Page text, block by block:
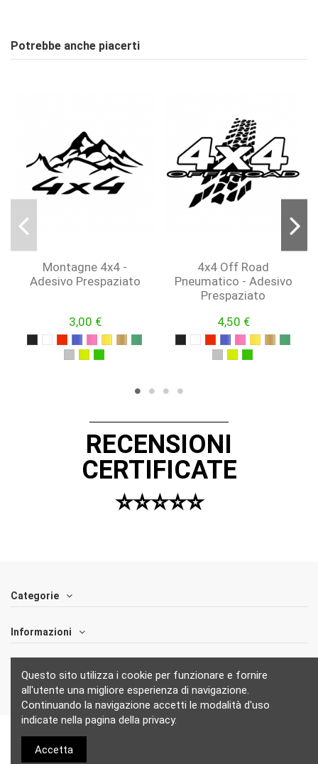
Potrebbe anche piacerti
Montagne 4x4 -
Adesivo Prespaziato
3,00 €
NEROBIANCO
ROSSO
BLUFUCSIA
GIALLO
OROVERDE
ARGENTO
GIALLO FLUO
VERDE FLUO
4x4 Off Road
Pneumatico - Adesivo
Prespaziato
4,50 €
NEROBIANCO
ROSSO
BLUFUCSIA
GIALLO
OROVERDE
ARGENTO
GIALLO FLUO
VERDE FLUO
RECENSIONI
CERTIFICATE
⭐️⭐️⭐️⭐️⭐️
Categorie
Informazioni
Questo sito utilizza i cookie per funzionare e fornire
all'utente una migliore esperienza di navigazione.
Continuando la navigazione accetti le modalità d'uso
indicate nella pagina della privacy.
Accetta